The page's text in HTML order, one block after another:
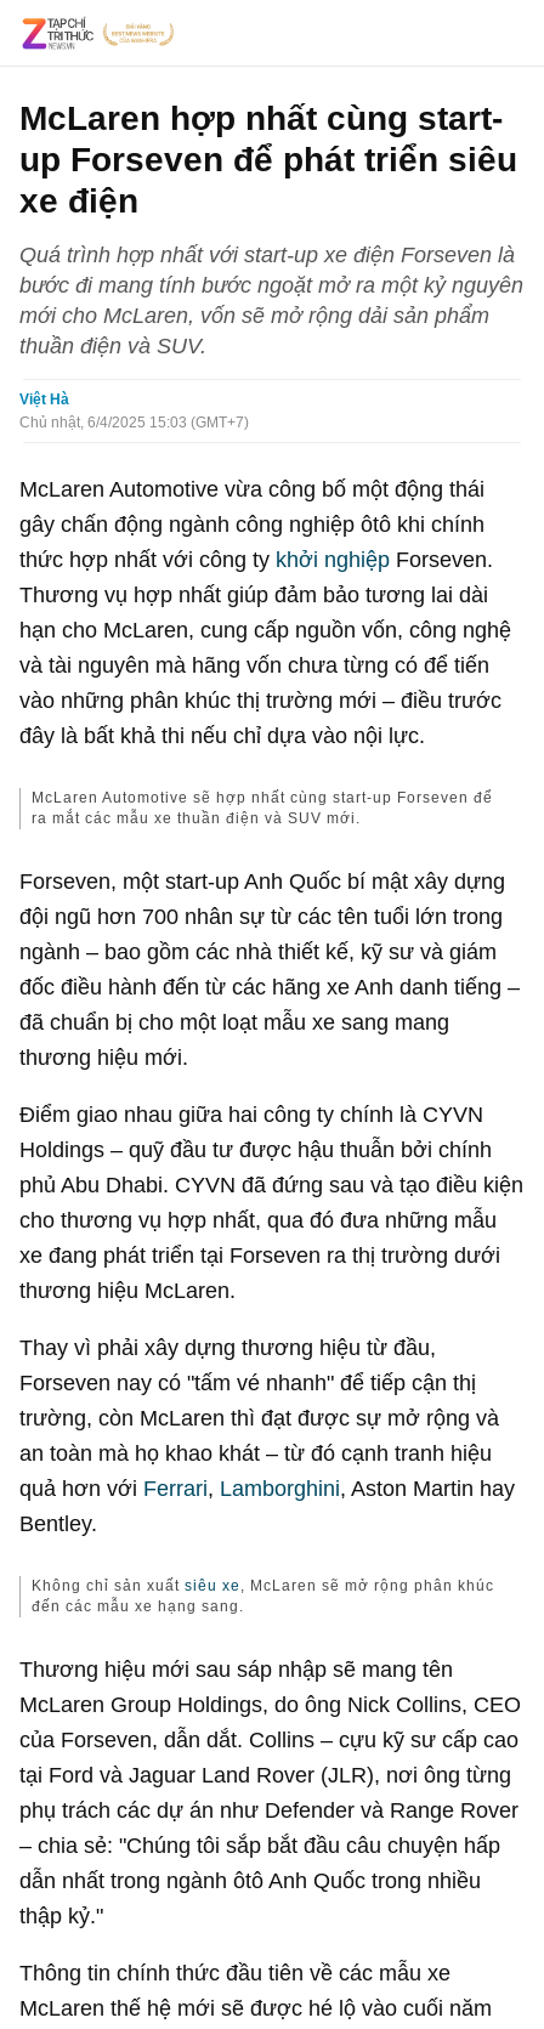
McLaren hợp nhất cùng start-
up Forseven để phát triển siêu
xe điện
Quá trình hợp nhất với start-up xe điện Forseven là
bước đi mang tính bước ngoặt mở ra một kỷ nguyên
mới cho McLaren, vốn sẽ mở rộng dải sản phẩm
thuần điện và SUV.
Việt Hà
Chủ nhật, 6/4/2025 15:03 (GMT+7)
McLaren Automotive vừa công bố một động thái
gây chấn động ngành công nghiệp ôtô khi chính
thức hợp nhất với công ty khởi nghiệp Forseven.
Thương vụ hợp nhất giúp đảm bảo tương lai dài
hạn cho McLaren, cung cấp nguồn vốn, công nghệ
và tài nguyên mà hãng vốn chưa từng có để tiến
vào những phân khúc thị trường mới – điều trước
đây là bất khả thi nếu chỉ dựa vào nội lực.
McLaren Automotive sẽ hợp nhất cùng start-up Forseven để
ra mắt các mẫu xe thuần điện và SUV mới.
Forseven, một start-up Anh Quốc bí mật xây dựng
đội ngũ hơn 700 nhân sự từ các tên tuổi lớn trong
ngành – bao gồm các nhà thiết kế, kỹ sư và giám
đốc điều hành đến từ các hãng xe Anh danh tiếng –
đã chuẩn bị cho một loạt mẫu xe sang mang
thương hiệu mới.
Điểm giao nhau giữa hai công ty chính là CYVN
Holdings – quỹ đầu tư được hậu thuẫn bởi chính
phủ Abu Dhabi. CYVN đã đứng sau và tạo điều kiện
cho thương vụ hợp nhất, qua đó đưa những mẫu
xe đang phát triển tại Forseven ra thị trường dưới
thương hiệu McLaren.
Thay vì phải xây dựng thương hiệu từ đầu,
Forseven nay có "tấm vé nhanh" để tiếp cận thị
trường, còn McLaren thì đạt được sự mở rộng và
an toàn mà họ khao khát – từ đó cạnh tranh hiệu
quả hơn với Ferrari, Lamborghini, Aston Martin hay
Bentley.
Không chỉ sản xuấtsiêu xe
, McLaren sẽ mở rộng phân khúc
đến các mẫu xe hạng sang.
Thương hiệu mới sau sáp nhập sẽ mang tên
McLaren Group Holdings, do ông Nick Collins, CEO
của Forseven, dẫn dắt. Collins – cựu kỹ sư cấp cao
tại Ford và Jaguar Land Rover (JLR), nơi ông từng
phụ trách các dự án như Defender và Range Rover
– chia sẻ: "Chúng tôi sắp bắt đầu câu chuyện hấp
dẫn nhất trong ngành ôtô Anh Quốc trong nhiều
thập kỷ."
Thông tin chính thức đầu tiên về các mẫu xe
McLaren thế hệ mới sẽ được hé lộ vào cuối năm